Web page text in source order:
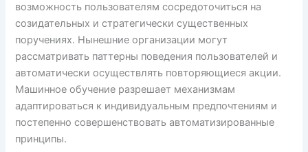
возможность пользователям сосредоточиться на
созидательных и стратегически существенных
поручениях. Нынешние организации могут
рассматривать паттерны поведения пользователей и
автоматически осуществлять повторяющиеся акции.
Машинное обучение разрешает механизмам
адаптироваться к индивидуальным предпочтениям и
постепенно совершенствовать автоматизированные
принципы.